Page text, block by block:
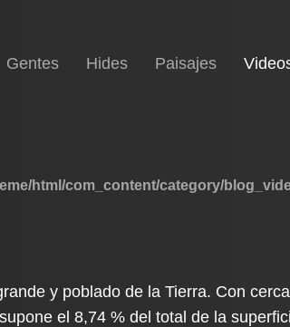
Inicio
Gentes Hides Paisajes
html/com_content/category/
y poblado de la Tierra. Con
el 8,74 % del total de la